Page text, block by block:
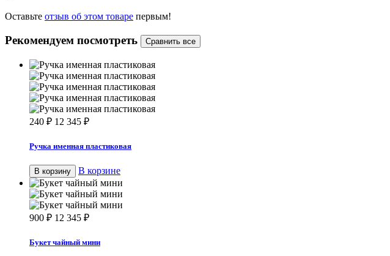
Оставьте отзыв об этом товаре первым!
Рекомендуем посмотреть
240 ₽ 12 345 ₽
Ручка именная пластиковая
В корзину В корзине
900 ₽ 12 345 ₽
Букет чайный мини